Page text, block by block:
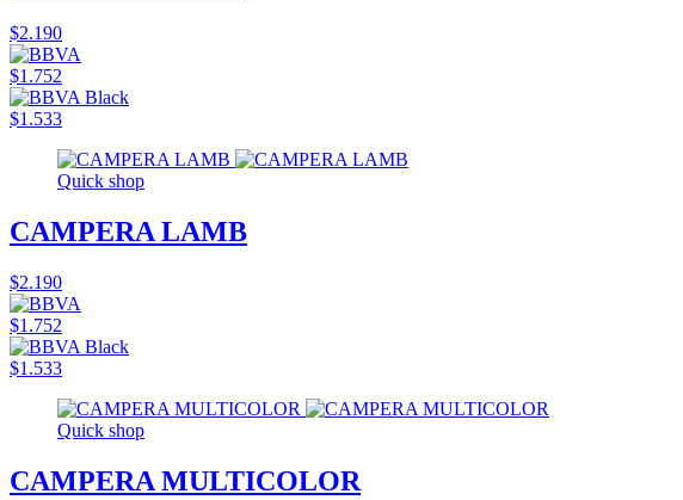
$2.190
$1.752
$1.533
Quick shop
CAMPERA LAMB
$2.190
$1.752
$1.533
Quick shop
CAMPERA MULTICOLOR